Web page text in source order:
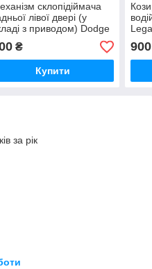
склопідіймача
лівої двері (у
з приводом) Dodge
5179963AA
₴
Купити
900
за рік